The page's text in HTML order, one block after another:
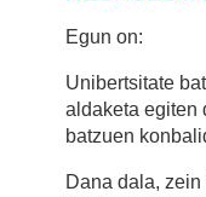
Egun on:
Unibertsitate
aldaketa egiten
batzuen
Dana dala,